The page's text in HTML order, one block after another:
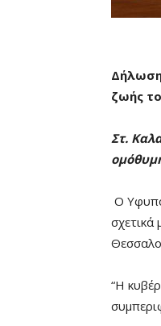
Δήλωση
ζωής
Στ.
Ο
σχετικά
“Η